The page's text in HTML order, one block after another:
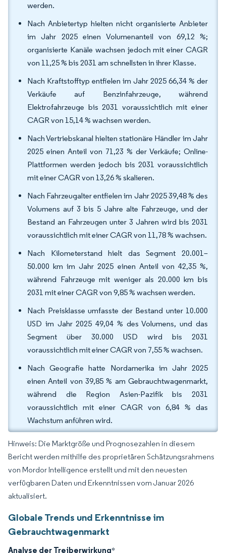
werden.
Nach Anbietertyp hielten nicht organisierte Anbieter
im Jahr 2025 einen Volumenanteil von 69,12 %;
organisierte Kanäle wachsen jedoch mit einer CAGR
von 11,25 % bis 2031 am schnellsten in ihrer Klasse.
Nach Kraftstofftyp entfielen im Jahr 2025 66,34 % der
Verkäufe auf Benzinfahrzeuge, während
Elektrofahrzeuge bis 2031 voraussichtlich mit einer
CAGR von 15,14 % wachsen werden.
Nach Vertriebskanal hielten stationäre Händler im Jahr
2025 einen Anteil von 71,23 % der Verkäufe; Online-
Plattformen werden jedoch bis 2031 voraussichtlich
mit einer CAGR von 13,26 % skalieren.
Nach Fahrzeugalter entfielen im Jahr 2025 39,48 % des
Volumens auf 3 bis 5 Jahre alte Fahrzeuge, und der
Bestand an Fahrzeugen unter 3 Jahren wird bis 2031
voraussichtlich mit einer CAGR von 11,78 % wachsen.
Nach Kilometerstand hielt das Segment 20.001–
50.000 km im Jahr 2025 einen Anteil von 42,35 %,
während Fahrzeuge mit weniger als 20.000 km bis
2031 mit einer CAGR von 9,85 % wachsen werden.
Nach Preisklasse umfasste der Bestand unter 10.000
USD im Jahr 2025 49,04 % des Volumens, und das
Segment über 30.000 USD wird bis 2031
voraussichtlich mit einer CAGR von 7,55 % wachsen.
Nach Geografie hatte Nordamerika im Jahr 2025
einen Anteil von 39,85 % am Gebrauchtwagenmarkt,
während die Region Asien-Pazifik bis 2031
voraussichtlich mit einer CAGR von 6,84 % das
Wachstum anführen wird.
Hinweis: Die Marktgröße und Prognosezahlen in diesem
Bericht werden mithilfe des proprietären Schätzungsrahmens
von Mordor Intelligence erstellt und mit den neuesten
verfügbaren Daten und Erkenntnissen vom Januar 2026
aktualisiert.
Globale Trends und Erkenntnisse im
Gebrauchtwagenmarkt
Analyse der Treiberwirkung*